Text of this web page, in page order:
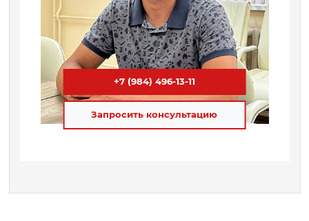
+7 (984) 496-13-11
Запросить консультацию